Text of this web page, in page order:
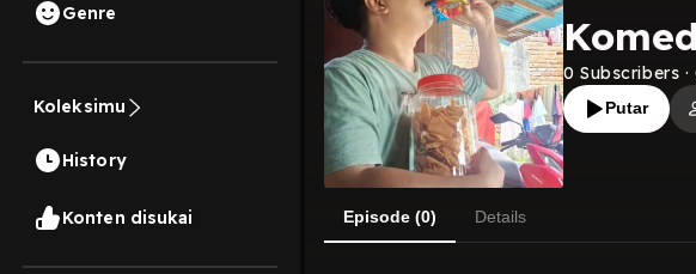
Genre
Koleksimu
History
Konten disukai
0 Subscribers ·
Putar
Episode (0) Details